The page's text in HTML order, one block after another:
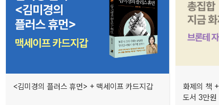
<김미경의 플러스 휴먼> + 맥세이프 카드지갑
화제의 책
도서 3만원